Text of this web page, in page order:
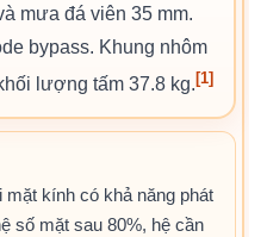
mưa đá viên 35 mm.
bypass. Khung nhôm
lượng tấm 37.8 kg. [1]
kính có khả năng phát
số mặt sau 80%, hệ cần